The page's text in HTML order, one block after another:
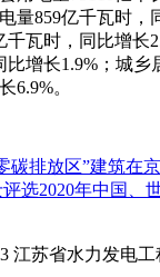
量859亿千瓦时，
千瓦时，同比增长
比增长1.9%；城乡
6.9%。
碳排放区”建筑在
选2020年中国、
江苏省水力发电